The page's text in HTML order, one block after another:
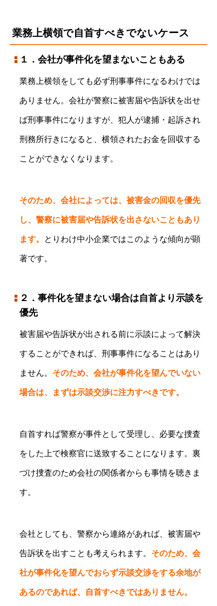
業務上横領で自首すべきでないケース
１．会社が事件化を望まないこともある
業務上横領をしても必ず刑事事件になるわけでは
ありません。会社が警察に被害届や告訴状を出せ
ば刑事事件になりますが、犯人が逮捕・起訴され
刑務所行きになると、横領されたお金を回収する
ことができなくなります。
そのため、会社によっては、被害金の回収を優先
し、警察に被害届や告訴状を出さないこともあり
ます。 とりわけ中小企業ではこのような傾向が顕
著です。
２．事件化を望まない場合は自首より示談を
優先
被害届や告訴状が出される前に示談によって解決
することができれば、刑事事件になることはあり
ません。 そのため、会社が事件化を望んでいない
場合は、まずは示談交渉に注力すべきです。
自首すれば警察が事件として受理し、必要な捜査
をした上で検察官に送致することになります。裏
づけ捜査のため会社の関係者からも事情を聴きま
す。
会社としても、警察から連絡があれば、被害届や
告訴状を出すことも考えられます。 そのため、会
社が事件化を望んでおらず示談交渉をする余地が
あるのであれば、自首すべきではありません。